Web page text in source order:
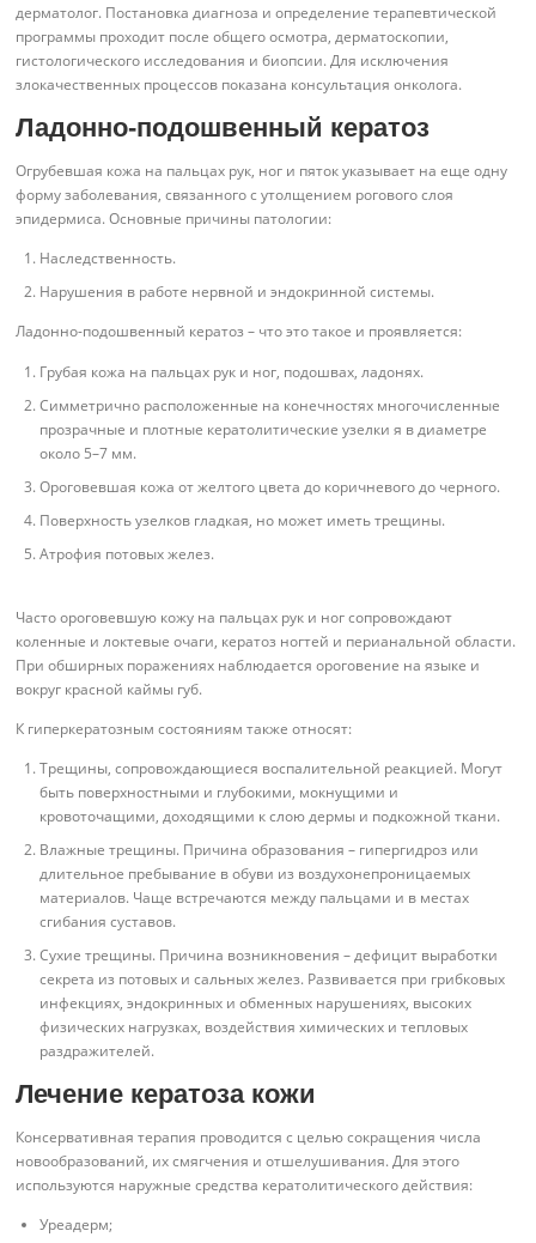
дерматолог. Постановка диагноза и определение терапевтической
программы проходит после общего осмотра, дерматоскопии,
гистологического исследования и биопсии. Для исключения
злокачественных процессов показана консультация онколога.
Ладонно-подошвенный кератоз
Огрубевшая кожа на пальцах рук, ног и пяток указывает на еще одну
форму заболевания, связанного с утолщением рогового слоя
эпидермиса. Основные причины патологии:
Наследственность.
Нарушения в работе нервной и эндокринной системы.
Ладонно-подошвенный кератоз – что это такое и проявляется:
Грубая кожа на пальцах рук и ног, подошвах, ладонях.
Симметрично расположенные на конечностях многочисленные
прозрачные и плотные кератолитические узелки я в диаметре
около 5–7 мм.
Ороговевшая кожа от желтого цвета до коричневого до черного.
Поверхность узелков гладкая, но может иметь трещины.
Атрофия потовых желез.
Часто ороговевшую кожу на пальцах рук и ног сопровождают
коленные и локтевые очаги, кератоз ногтей и перианальной области.
При обширных поражениях наблюдается ороговение на языке и
вокруг красной каймы губ.
К гиперкератозным состояниям также относят:
Трещины, сопровождающиеся воспалительной реакцией. Могут
быть поверхностными и глубокими, мокнущими и
кровоточащими, доходящими к слою дермы и подкожной ткани.
Влажные трещины. Причина образования – гипергидроз или
длительное пребывание в обуви из воздухонепроницаемых
материалов. Чаще встречаются между пальцами и в местах
сгибания суставов.
Сухие трещины. Причина возникновения – дефицит выработки
секрета из потовых и сальных желез. Развивается при грибковых
инфекциях, эндокринных и обменных нарушениях, высоких
физических нагрузках, воздействия химических и тепловых
раздражителей.
Лечение кератоза кожи
Консервативная терапия проводится с целью сокращения числа
новообразований, их смягчения и отшелушивания. Для этого
используются наружные средства кератолитического действия:
Уреадерм;